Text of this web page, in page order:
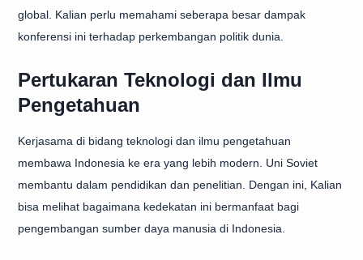
global. Kalian perlu memahami seberapa besar dampak
konferensi ini terhadap perkembangan politik dunia.
Pertukaran Teknologi dan Ilmu
Pengetahuan
Kerjasama di bidang teknologi dan ilmu pengetahuan
membawa Indonesia ke era yang lebih modern. Uni Soviet
membantu dalam pendidikan dan penelitian. Dengan ini, Kalian
bisa melihat bagaimana kedekatan ini bermanfaat bagi
pengembangan sumber daya manusia di Indonesia.